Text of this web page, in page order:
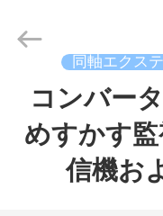
2021
Technology
Co.,Ltd.
Rights
同軸エクス
コンバー
めすかす
信機お